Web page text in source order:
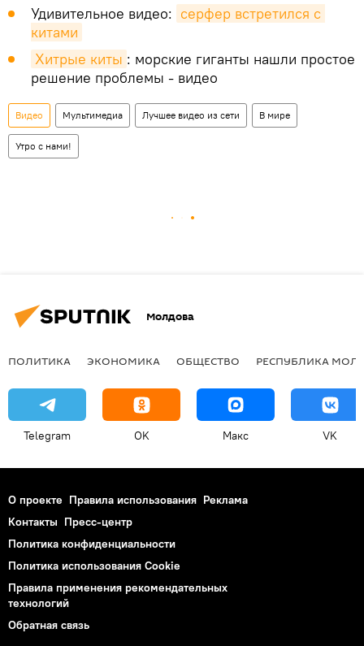
Удивительное видео: серфер встретился с
китами
Хитрые киты : морские гиганты нашли простое
решение проблемы - видео
Видео Мультимедиа Лучшее видео из сети В мире
Утро с нами!
Молдова
ПОЛИТИКА ЭКОНОМИКА ОБЩЕСТВО РЕСПУБЛИКА
Telegram OK Макс VK
О проекте Правила использования Реклама
Контакты Пресс-центр
Политика конфиденциальности
Политика использования Cookie
Правила применения рекомендательных
технологий
Обратная связь